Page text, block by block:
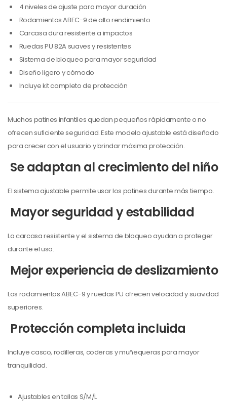
4 niveles de ajuste para mayor duración
Rodamientos ABEC-9 de alto rendimiento
Carcasa dura resistente a impactos
Ruedas PU 82A suaves y resistentes
Sistema de bloqueo para mayor seguridad
Diseño ligero y cómodo
Incluye kit completo de protección
Muchos patines infantiles quedan pequeños rápidamente o no
ofrecen suficiente seguridad. Este modelo ajustable está diseñado
para crecer con el usuario y brindar máxima protección.
Se adaptan al crecimiento del niño
El sistema ajustable permite usar los patines durante más tiempo.
Mayor seguridad y estabilidad
La carcasa resistente y el sistema de bloqueo ayudan a proteger
durante el uso.
Mejor experiencia de deslizamiento
Los rodamientos ABEC-9 y ruedas PU ofrecen velocidad y suavidad
superiores.
Protección completa incluida
Incluye casco, rodilleras, coderas y muñequeras para mayor
tranquilidad.
Ajustables en tallas S/M/L